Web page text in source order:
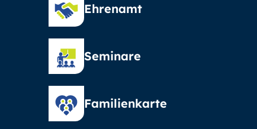
Ehrenamt
Seminare
Familienkarte